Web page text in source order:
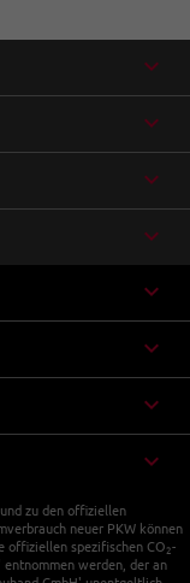
zu den offiziellen
neuer PKW können
spezifischen CO 2-
entnommen werden, der an